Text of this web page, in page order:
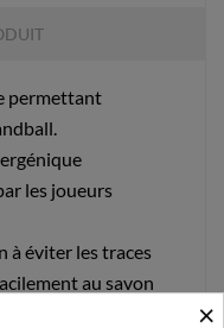
permettant
les joueurs
à éviter les traces
au savon
×